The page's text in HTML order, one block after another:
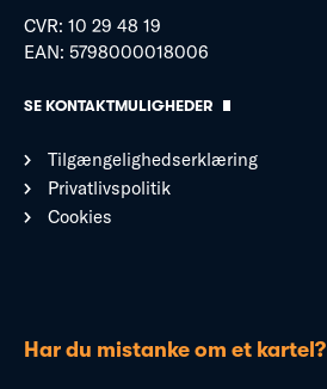
CVR: 10 29 48 19
EAN: 5798000018006
SE KONTAKTMULIGHEDER
Tilgængelighedserklæring
Privatlivspolitik
Cookies
Har du mistanke om et kartel?